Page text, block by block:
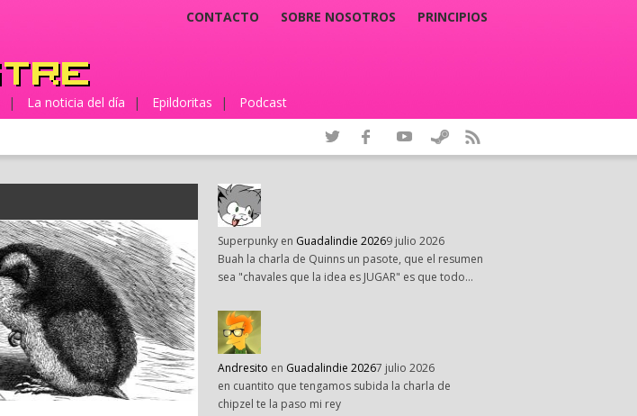
CONTACTO SOBRE NOSOTROS PRINCIPIOS
| La noticia del día | Epildoritas | Podcast
Superpunky en Guadalindie 20269 julio 2026
Buah la charla de Quinns un pasote, que el resumen
sea "chavales que la idea es JUGAR" es que todo…
Andresito en Guadalindie 20267 julio 2026
en cuantito que tengamos subida la charla de
chipzel te la paso mi rey